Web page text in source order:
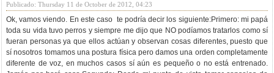
Publicado: Thursday 11 de October de 2012, 04:23
Ok, vamos viendo. En este caso te podría decir los siguiente:Primero: mi papá
toda su vida tuvo perros y siempre me dijo que NO podíamos tratarlos como sí
fueran personas ya que ellos actúan y observan cosas diferentes, puesto que
sí nosotros tomamos una postura física pero damos una orden completamente
diferente de voz, en muchos casos sí aún es pequeño o no está entrenado.